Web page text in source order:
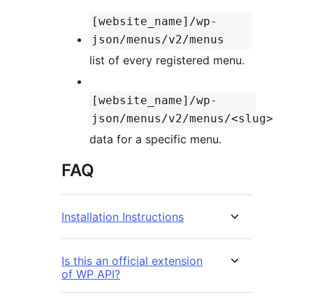
[website_name]/wp-
json/menus/v2/menus
list of every registered menu.
[website_name]/wp-
json/menus/v2/menus/<slug>
data for a specific menu.
FAQ
Installation Instructions
Is this an official extension
of WP API?